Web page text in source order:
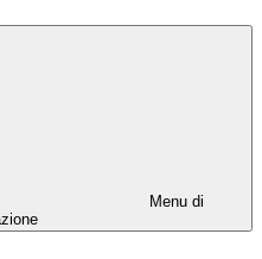
Menu di